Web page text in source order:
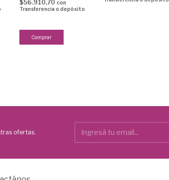
$56.910,70 con
Transferencia o depósito
ofertas.